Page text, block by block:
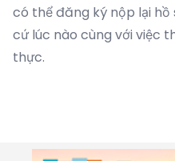
có thể đăng ký nộp lại
cứ lúc nào cùng với việc
thực.